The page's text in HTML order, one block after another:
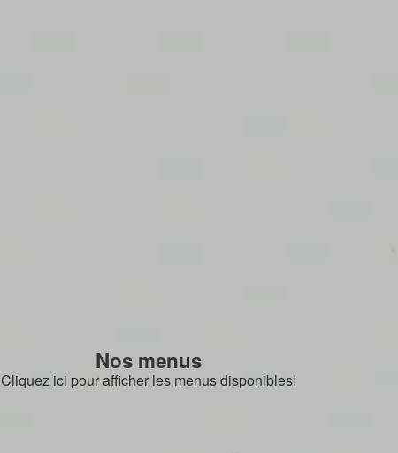
Nos menus
Cliquez ici pour afficher les menus disponibles!